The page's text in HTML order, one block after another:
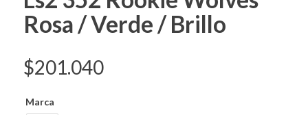
Rosa / Verde / Brillo
$201.040
Marca